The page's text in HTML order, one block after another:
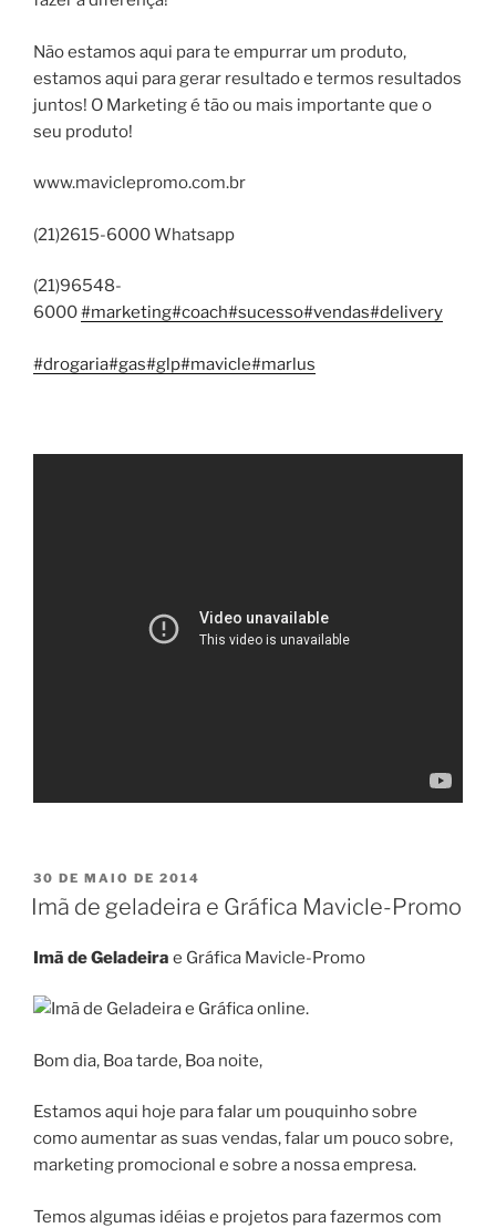
Não estamos aqui para te empurrar um produto,
estamos aqui para gerar resultado e termos resultados
juntos! O Marketing é tão ou mais importante que o
seu produto!
www.maviclepromo.com.br
(21)2615-6000 Whatsapp
(21)96548-
6000#marketing#coach#sucesso#vendas#delivery
#drogaria#gas#glp#mavicle#marlus
PUBLICADO
EM
30 DE MAIO DE 2014
Imã de geladeira e Gráfica Mavicle-Promo
Imã de Geladeira e Gráfica Mavicle-Promo
Bom dia, Boa tarde, Boa noite,
Estamos aqui hoje para falar um pouquinho sobre
como aumentar as suas vendas, falar um pouco sobre,
marketing promocional e sobre a nossa empresa.
Temos algumas idéias e projetos para fazermos com